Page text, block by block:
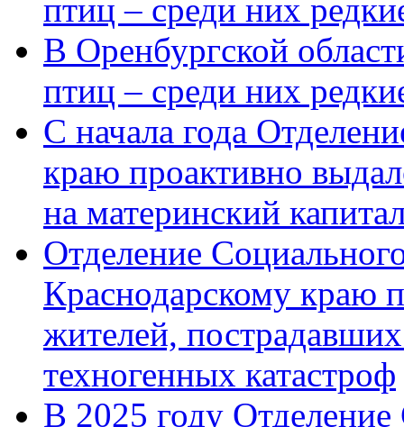
птиц – среди них
В Оренбургской
птиц – среди них
С начала года
краю проактивно
на материнский
Отделение
Краснодарскому краю
жителей,
техногенных катастроф
В 2025 году